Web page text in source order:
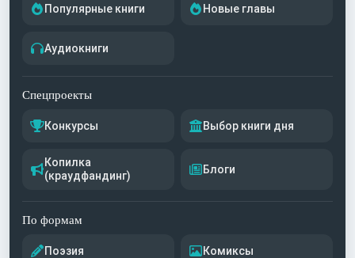
Популярные книги Новые главы
Аудиокниги
Спецпроекты
Конкурсы Выбор книги дня
Копилка
(краудфандинг)
Блоги
По формам
Поэзия Комиксы